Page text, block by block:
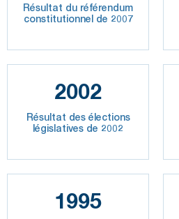
Résultat du référendum
constitutionnel de 2007
2002
Résultat des élections
législatives de 2002
1995